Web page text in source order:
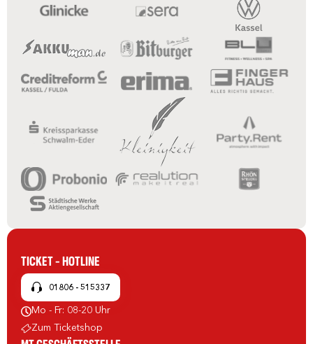
TICKET - HOTLINE
01806 - 515337
Mo - Fr: 08-20 Uhr
Zum Ticketshop